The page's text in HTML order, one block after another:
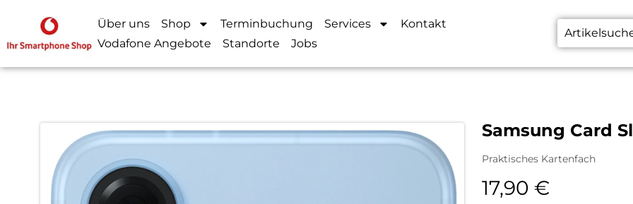
Über uns Shop Terminbuchung Services
Kontakt
Vodafone Angebote
Standorte Jobs
Samsung Card
Praktisches Kartenfach
17,90 €